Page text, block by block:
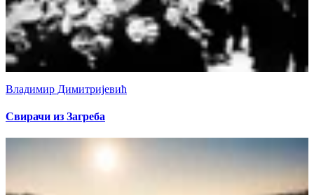
Владимир Димитријевић
Свирачи из Загреба